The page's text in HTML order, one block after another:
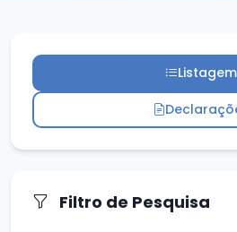
Listagem
Filtro de Pesquisa